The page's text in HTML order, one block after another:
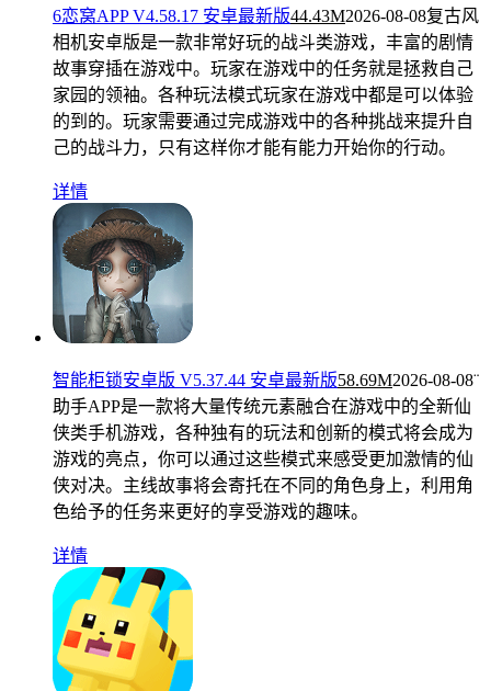
6恋窝APP V4.58.17 安卓最新版44.43M2026-08-08复古风
相机安卓版是一款非常好玩的战斗类游戏，丰富的剧情
故事穿插在游戏中。玩家在游戏中的任务就是拯救自己
家园的领袖。各种玩法模式玩家在游戏中都是可以体验
的到的。玩家需要通过完成游戏中的各种挑战来提升自
己的战斗力，只有这样你才能有能力开始你的行动。
详情
智能柜锁安卓版 V5.37.44 安卓最新版58.69M2026-08-08¨
助手APP是一款将大量传统元素融合在游戏中的全新仙
侠类手机游戏，各种独有的玩法和创新的模式将会成为
游戏的亮点，你可以通过这些模式来感受更加激情的仙
侠对决。主线故事将会寄托在不同的角色身上，利用角
色给予的任务来更好的享受游戏的趣味。
详情